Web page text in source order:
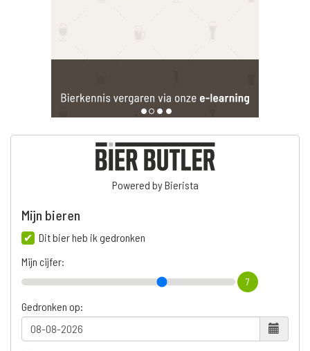
Powered by Bierista
Mijn bieren
Dit bier heb ik gedronken
Mijn cijfer:
7
Gedronken op: